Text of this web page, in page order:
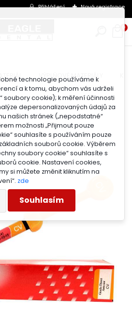
technologie používáme k
a k tomu, abychom vás udrželi
soubory cookie); k měření účinnosti
depersonalizovaných údajů za
našich stránek („nepodstatné“
možnosti „Přijmout pouze
souhlasíte s používáním pouze
souborů cookie. Výběrem
soubory cookie“ souhlasíte s
cookie. Nastavení cookies,
si můžete změnit kliknutím na
zde
Souhlasím
Přihlášení Nová registrace
0
VÝPLŇOVÉ MATERIÁLY